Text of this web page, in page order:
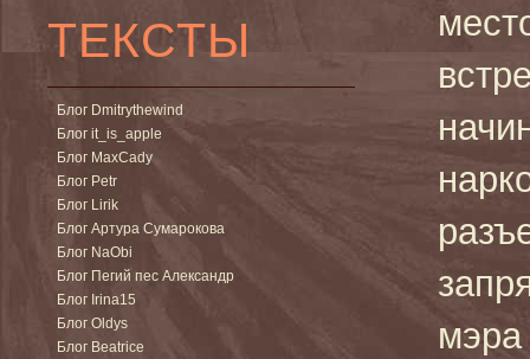
ТЕКСТЫ
Блог Dmitrythewind
Блог it_is_apple
Блог MaxCady
Блог Petr
Блог Lirik
Блог Артура Сумарокова
Блог NaObi
Блог Пегий пес Александр
Блог Irina15
Блог Oldys
Блог Beatrice
мэра